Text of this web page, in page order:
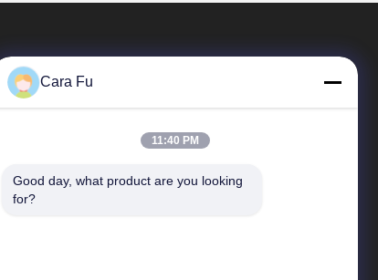
Γρήγοροι Σύνδεσμοι
Cara Fu
11:40 PM
Good day, what product are you looking
for?